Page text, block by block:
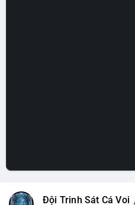
Đội Trinh Sát Cá Voi